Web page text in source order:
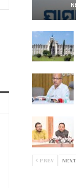
PREV NEXT